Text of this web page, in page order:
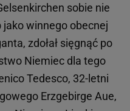
sobie nie
jako winnego obecnej
zdołał sięgnąć po
Niemiec dla tego
Tedesco, 32-letni
Erzgebirge Aue,